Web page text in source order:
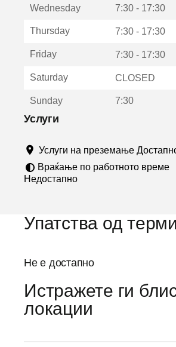
о
р
Wednesday 7:30 - 17:30
Thursday 7:30 - 17:30
Friday 7:30 - 17:30
Saturday CLOSED
Sunday 7:30
Услуги
Услуги на преземање
Враќање по работното време
Недостапно
Упатства од
Не е достапно
Истражете ги
локации